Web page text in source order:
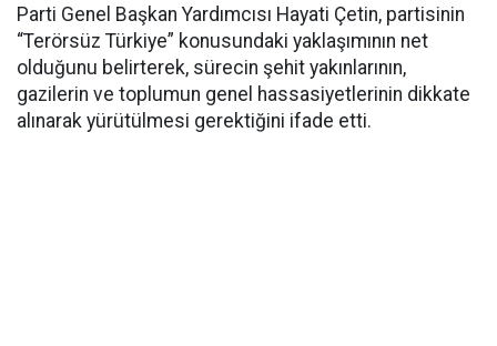
Parti Genel Başkan Yardımcısı Hayati Çetin, partisinin
“Terörsüz Türkiye” konusundaki yaklaşımının net
olduğunu belirterek, sürecin şehit yakınlarının,
gazilerin ve toplumun genel hassasiyetlerinin dikkate
alınarak yürütülmesi gerektiğini ifade etti.